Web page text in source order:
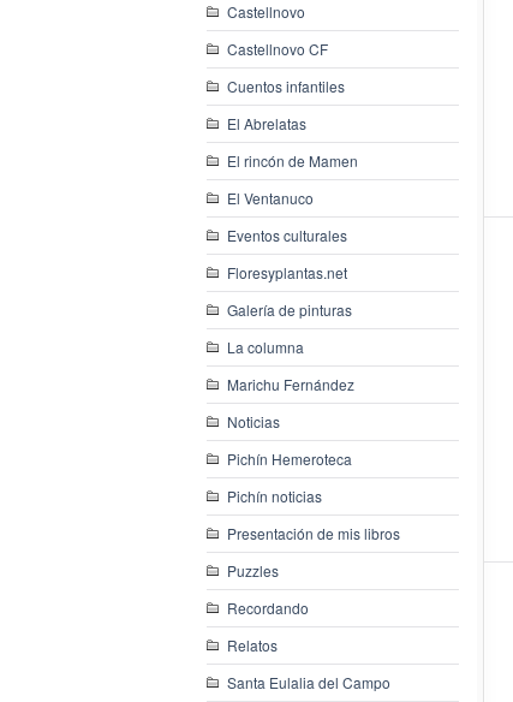
Castellnovo
Castellnovo CF
Cuentos infantiles
El Abrelatas
El rincón de Mamen
El Ventanuco
Eventos culturales
Floresyplantas.net
Galería de pinturas
La columna
Marichu Fernández
Noticias
Pichín Hemeroteca
Pichín noticias
Presentación de mis libros
Puzzles
Recordando
Relatos
Santa Eulalia del Campo